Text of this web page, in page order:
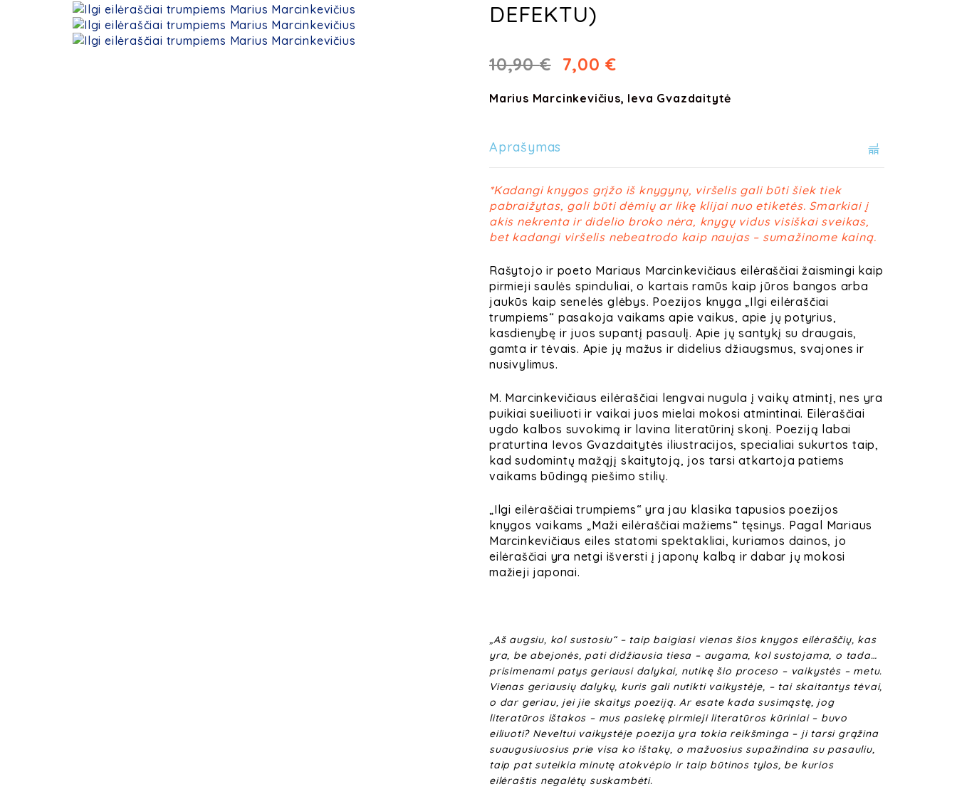
DEFEKTU)
10,90€ 7,00€
Marius Marcinkevičius, Ieva Gvazdaitytė
Aprašymas
*Kadangi knygos grįžo iš knygynų, viršelis gali būti šiek tiek
pabraižytas, gali būti dėmių ar likę klijai nuo etiketės. Smarkiai į
akis nekrenta ir didelio broko nėra, knygų vidus visiškai sveikas,
bet kadangi viršelis nebeatrodo kaip naujas – sumažinome kainą.
Rašytojo ir poeto Mariaus Marcinkevičiaus eilėraščiai žaismingi kaip
pirmieji saulės spinduliai, o kartais ramūs kaip jūros bangos arba
jaukūs kaip senelės glėbys. Poezijos knyga „Ilgi eilėraščiai
trumpiems“ pasakoja vaikams apie vaikus, apie jų potyrius,
kasdienybę ir juos supantį pasaulį. Apie jų santykį su draugais,
gamta ir tėvais. Apie jų mažus ir didelius džiaugsmus, svajones ir
nusivylimus.
M. Marcinkevičiaus eilėraščiai lengvai nugula į vaikų atmintį, nes yra
puikiai sueiliuoti ir vaikai juos mielai mokosi atmintinai. Eilėraščiai
ugdo kalbos suvokimą ir lavina literatūrinį skonį. Poeziją labai
praturtina Ievos Gvazdaitytės iliustracijos, specialiai sukurtos taip,
kad sudomintų mažąjį skaitytoją, jos tarsi atkartoja patiems
vaikams būdingą piešimo stilių.
„Ilgi eilėraščiai trumpiems“ yra jau klasika tapusios poezijos
knygos vaikams„Maži eilėraščiai mažiems“ tęsinys. Pagal Mariaus
Marcinkevičiaus eiles statomi spektakliai, kuriamos dainos, jo
eilėraščiai yra netgi išversti į japonų kalbą ir dabar jų mokosi
mažieji japonai.
„Aš augsiu, kol sustosiu“ – taip baigiasi vienas šios knygos eilėraščių, kas
yra, be abejonės, pati didžiausia tiesa – augama, kol sustojama, o tada…
prisimenami patys geriausi dalykai, nutikę šio proceso – vaikystės – metu.
Vienas geriausių dalykų, kuris gali nutikti vaikystėje, – tai skaitantys tėvai,
o dar geriau, jei jie skaitys poeziją. Ar esate kada susimąstę, jog
literatūros ištakos – mus pasiekę pirmieji literatūros kūriniai – buvo
eiliuoti? Neveltui vaikystėje poezija yra tokia reikšminga – ji tarsi grąžina
suaugusiuosius prie visa ko ištakų, o mažuosius supažindina su pasauliu,
taip pat suteikia minutę atokvėpio ir taip būtinos tylos, be kurios
eilėraštis negalėtų suskambėti.